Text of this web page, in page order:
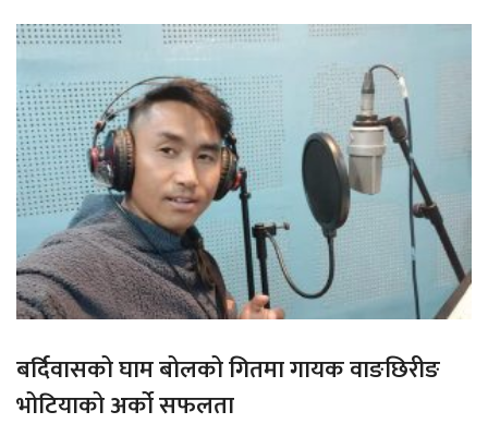
बर्दिवासको घाम बोलको गितमा गायक वाङछिरीङ
भोटियाको अर्को सफलता